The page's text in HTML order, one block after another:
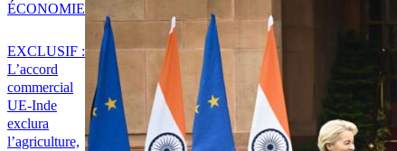
EXCLUSIF :
L’accord
commercial
UE-Inde
exclura
l’agriculture,
ÉCONOMIE